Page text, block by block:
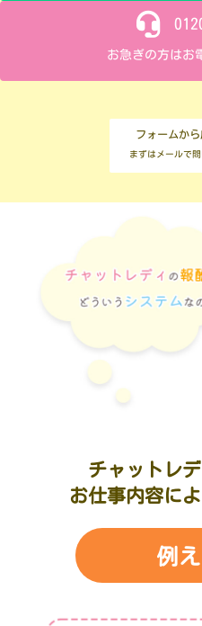
お急ぎの方はお
フォームか
まずはメールで
チャットレ
お仕事内容に
例